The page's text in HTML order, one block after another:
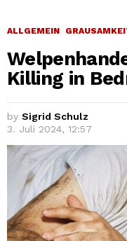
ALLGEMEIN
Killing in
by Sigrid Schulz
3. Juli 2024, 12:57